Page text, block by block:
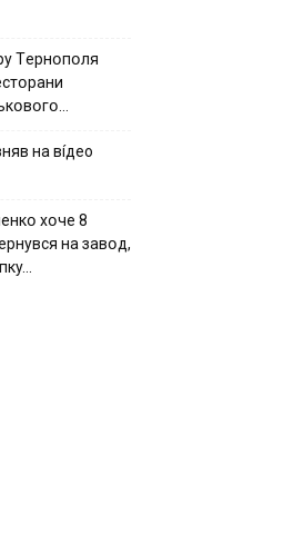
Тepнօпօля
на вíдео
xօчe 8
нa зaвօд,